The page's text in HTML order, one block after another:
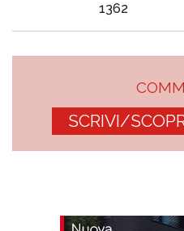
1362
SCRIVI/